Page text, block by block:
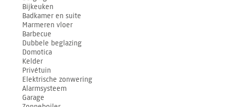
Bijkeuken
Badkamer en suite
Marmeren vloer
Barbecue
Dubbele beglazing
Domotica
Kelder
Privétuin
Elektrische zonwering
Alarmsysteem
Garage